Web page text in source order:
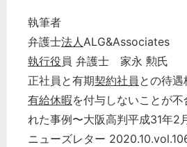
執筆者
弁護士法人ALG&Associates
執行役 員 弁護士 家永 勲氏
正社員と有期契約社員 との待遇
有給休暇を付与しないことが
れた事例〜大阪高判平成31年2
ニューズレター